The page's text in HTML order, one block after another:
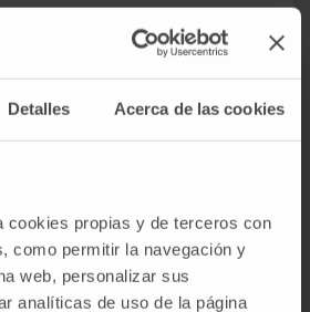
Detalles Acerca de las cookies
cookies propias y de terceros con
como permitir la navegación y
web, personalizar sus
analíticas de uso de la página
acreditada de la Clínica
nacionales
así como 9 capítulos de
tesis doctorales y ha